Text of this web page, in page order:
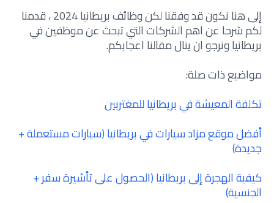
إلى هنا نكون قد وفقنا لكن وظائف بريطانيا 2024 ، قدمنا
لكم شرحا عن اهم الشركات التي تبحث عن موظفين في
بريطانيا ونرجو ان ينال مقالنا اعجابكم.
مواضيع ذات صلة:
تكلفة المعيشة في بريطانيا للمغتربين
أفضل موقع مزاد سيارات في بريطانيا (سيارات مستعملة +
جديدة)
كيفية الهجرة إلى بريطانيا (الحصول على تأشيرة سفر +
الجنسية)